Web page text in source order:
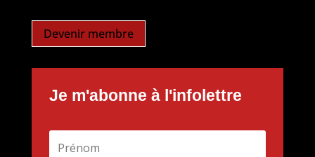
Devenir membre
Je m'abonne à l'infolettre